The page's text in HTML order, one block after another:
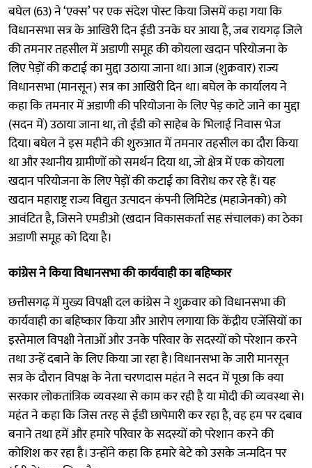
बघेल (63) ने ‘एक्स’ पर एक संदेश पोस्ट किया जिसमें कहा गया कि
विधानसभा सत्र के आखिरी दिन ईडी उनके घर आया है, जब रायगढ़ जिले
की तमनार तहसील में अडाणी समूह की कोयला खदान परियोजना के
लिए पेड़ों की कटाई का मुद्दा उठाया जाना था। आज (शुक्रवार) राज्य
विधानसभा (मानसून) सत्र का आखिरी दिन था। बघेल के कार्यालय ने
कहा कि तमनार में अडाणी की परियोजना के लिए पेड़ काटे जाने का मुद्दा
(सदन में) उठाया जाना था, तो ईडी को साहेब के भिलाई निवास भेज
दिया। बघेल ने इस महीने की शुरुआत में तमनार तहसील का दौरा किया
था और स्थानीय ग्रामीणों को समर्थन दिया था, जो क्षेत्र में एक कोयला
खदान परियोजना के लिए पेड़ों की कटाई का विरोध कर रहे हैं। यह
खदान महाराष्ट्र राज्य विद्युत उत्पादन कंपनी लिमिटेड (महाजेनको) को
आवंटित है, जिसने एमडीओ (खदान विकासकर्ता सह संचालक) का ठेका
अडाणी समूह को दिया है।
कांग्रेस ने किया विधानसभा की कार्यवाही का बहिष्कार
छत्तीसगढ़ में मुख्य विपक्षी दल कांग्रेस ने शुक्रवार को विधानसभा की
कार्यवाही का बहिष्कार किया और आरोप लगाया कि केंद्रीय एजेंसियों का
इस्तेमाल विपक्षी नेताओं और उनके परिवार के सदस्यों को परेशान करने
तथा उन्हें दबाने के लिए किया जा रहा है। विधानसभा के जारी मानसून
सत्र के दौरान विपक्ष के नेता चरणदास महंत ने सदन में पूछा कि क्या
सरकार लोकतांत्रिक व्यवस्था से काम कर रही है या मोदी की व्यवस्था से।
महंत ने कहा कि जिस तरह से ईडी छापेमारी कर रहा है, वह हम पर दबाव
बनाने तथा हमें और हमारे परिवार के सदस्यों को परेशान करने की
कोशिश कर रहा है। उन्होंने कहा कि हमारे बेटे को उसके जन्मदिन पर